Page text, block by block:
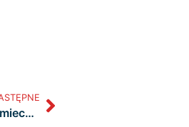
Komunikat Zarządu Klubu Owczarka Niemieckiego (KON) ZKwP